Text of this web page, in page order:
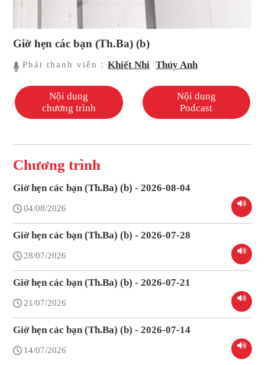
Giờ hẹn các bạn (Th.Ba) (b)
Phát thanh viên：Khiết Nhi Thúy Anh
Nội dung
chương trình
Nội dung
Podcast
Chương trình
Giờ hẹn các bạn (Th.Ba) (b) - 2026-08-04
04/08/2026
Giờ hẹn các bạn (Th.Ba) (b) - 2026-07-28
28/07/2026
Giờ hẹn các bạn (Th.Ba) (b) - 2026-07-21
21/07/2026
Giờ hẹn các bạn (Th.Ba) (b) - 2026-07-14
14/07/2026